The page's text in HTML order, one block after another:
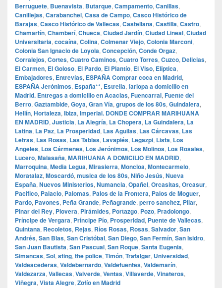
Berruguete, Buenavista, Butarque, Campamento, Canillas,
Canillejas, Carabanchel, Casa de Campo, Casco Histórico de
Barajas, Casco Histórico de Vallecas, Castellana, Castilla, Castro,
Chamartín, Chamberí, Chueca, Ciudad Jardín, Ciudad Lineal, Ciudad
Universitaria, cocaína, Colina, Colmenar Viejo, Colonia Marconi,
Colonia San Ignacio de Loyola, Concepción, Conde Orgaz,
Corralejos, Cortes, Cuatro Caminos, Cuatro Torres, Cuzco, Delicias,
El Carmen, El Goloso, El Pardo, El Plantío, El Viso, Elíptica,
Embajadores, Entrevías, ESPAÑA Comprar coca en Madrid,
ESPAÑA Jerónimos, España**, Estrella, farlopa a domicilio en
Madrid. Entregas a domicilio en Acacias, Fuencarral, Fuente del
Berro, Gaztambide, Goya, Gran Vía, grupos de los 80s, Guindalera,
Hellín, Hortaleza, Ibiza, Imperial. DONDE COMPRAR MARIHUANA
EN MADRID, Justicia, La Alegría, La Chopera, La Guindalera, La
Latina, La Paz, La Prosperidad, Las Aguilas, Las Cárcavas, Las
Letras, Las Rosas, Las Tablas, Lavapiés, Legazpi, Lista, Los
Angeles, Los Cármenes, Los Jerónimos, Los Molinos, Los Rosales,
Lucero, Malasaña, MARIHUANA A DOMICILIO EN MADRID,
Marroquina, Media Legua, Mirasierra, Moncloa, Montecarmelo,
Moratalaz, Moscardó, musica de los 80s, Niño Jesús, Nueva
España, Nuevos Ministerios, Numancia, Opañel, Orcasitas, Orcasur,
Pacífico, Palacio, Palomas, Palos de la Frontera, Palos de Moguer,
Pardo, Pavones, Peña Grande, Peñagrande, perro sanchez, Pilar,
Pinar del Rey, Piovera, Pirámides, Portazgo, Pozo, Pradolongo,
Príncipe de Vergara, Príncipe Pío, Prosperidad, Puente de Vallecas,
Quintana, Recoletos, Rejas, Ríos Rosas, Rosas, Salvador, San
Andrés, San Blas, San Cristóbal, San Diego, San Fermín, San Isidro,
San Juan Bautista, San Pascual, San Roque, Santa Eugenia,
Simancas, Sol, sting, the police, Timón, Trafalgar, Universidad,
Valdeacederas, Valdebernardo, Valdefuentes, Valdemarín,
Valdezarza, Vallecas, Valverde, Ventas, Villaverde, Vinateros,
Viñegra, Vista Alegre, Zofío en Madrid